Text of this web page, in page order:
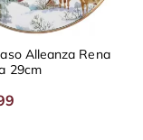
Alleanza Rena
29cm